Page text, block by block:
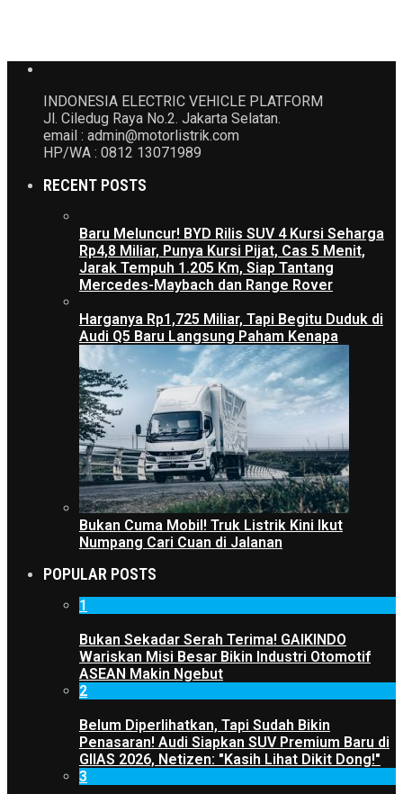
INDONESIA ELECTRIC VEHICLE PLATFORM
Jl. Ciledug Raya No.2. Jakarta Selatan.
email : admin@motorlistrik.com
HP/WA : 0812 13071989
RECENT POSTS
Baru Meluncur! BYD Rilis SUV 4 Kursi Seharga
Rp4,8 Miliar, Punya Kursi Pijat, Cas 5 Menit,
Jarak Tempuh 1.205 Km, Siap Tantang
Mercedes-Maybach dan Range Rover
Harganya Rp1,725 Miliar, Tapi Begitu Duduk di
Audi Q5 Baru Langsung Paham Kenapa
Bukan Cuma Mobil! Truk Listrik Kini Ikut
Numpang Cari Cuan di Jalanan
POPULAR POSTS
1
Bukan Sekadar Serah Terima! GAIKINDO
Wariskan Misi Besar Bikin Industri Otomotif
ASEAN Makin Ngebut
2
Belum Diperlihatkan, Tapi Sudah Bikin
Penasaran! Audi Siapkan SUV Premium Baru di
GIIAS 2026, Netizen: "Kasih Lihat Dikit Dong!"
3